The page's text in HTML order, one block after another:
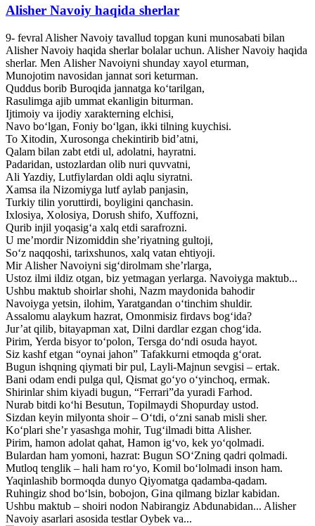
Alisher Navoiy haqida sherlar
9- fevral Alisher Navoiy tavallud topgan kuni munosabati bilan
Alisher Navoiy haqida sherlar bolalar uchun. Alisher Navoiy haqida
sherlar. Men Alisher Navoiyni shunday xayol eturman,
Munojotim navosidan jannat sori keturman.
Quddus borib Buroqida jannatga ko‘tarilgan,
Rasulimga ajib ummat ekanligin biturman.
Ijtimoiy va ijodiy xarakterning elchisi,
Navo bo‘lgan, Foniy bo‘lgan, ikki tilning kuychisi.
To Xitodin, Xurosonga chekintirib bid’atni,
Qalam bilan zabt etdi ul, adolatni, hayratni.
Padaridan, ustozlardan olib nuri quvvatni,
Ali Yazdiy, Lutfiylardan oldi aqlu siyratni.
Xamsa ila Nizomiyga lutf aylab panjasin,
Turkiy tilin yoruttirdi, boyligini qanchasin.
Ixlosiya, Xolosiya, Dorush shifo, Xuffozni,
Qurib injil yoqasig‘a xalq etdi sarafrozni.
U me’mordir Nizomiddin she’riyatning gultoji,
So‘z naqqoshi, tarixshunos, xalq vatan ehtiyoji.
Mir Alisher Navoiyni sig‘dirolmam she’rlarga,
Ustoz ilmi ildiz otgan, biz yetmagan yerlarga. Navoiyga maktub...
Ushbu maktub shoirlar shohi, Nazm maydonida bahodir
Navoiyga yetsin, ilohim, Yaratgandan o‘tinchim shuldir.
Assalomu alaykum hazrat, Omonmisiz firdavs bog‘ida?
Jur’at qilib, bitayapman xat, Dilni dardlar ezgan chog‘ida.
Pirim, Yerda bisyor to‘polon, Tersga do‘ndi osuda hayot.
Siz kashf etgan “oynai jahon” Tafakkurni etmoqda g‘orat.
Bugun ishqning qiymati bir pul, Layli-Majnun sevgisi – ertak.
Bani odam endi pulga qul, Qismat go‘yo o‘yinchoq, ermak.
Shirinlar shim kiyadi bugun, “Ferrari”da yuradi Farhod.
Nurab bitdi ko‘hi Besutun, Topilmaydi Shopurday ustod.
Sizdan keyin milyonta shoir – O‘tdi, o‘zni sanab misli sher.
Ko‘plari she’r yasashga mohir, Tug‘ilmadi bitta Alisher.
Pirim, hamon adolat qahat, Hamon ig‘vo, kek yo‘qolmadi.
Bulardan ham yomoni, hazrat: Bugun SO‘Zning qadri qolmadi.
Mutloq tenglik – hali ham ro‘yo, Komil bo‘lolmadi inson ham.
Yaqinlashib bormoqda dunyo Qiyomatga qadamba-qadam.
Ruhingiz shod bo‘lsin, bobojon, Gina qilmang bizlar kabidan.
Ushbu maktub – shoiri nodon Nabirangiz Abdunabidan... Alisher
Navoiy asarlari asosida testlar Oybek va...